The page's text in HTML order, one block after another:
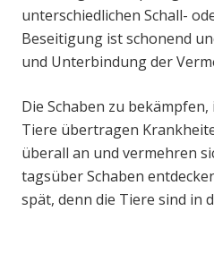
unterschiedlichen Schall-
Beseitigung ist schonend
und Unterbindung der
Die Schaben zu
Tiere übertragen
überall an und vermehren
tagsüber Schaben
spät, denn die Tiere sind in